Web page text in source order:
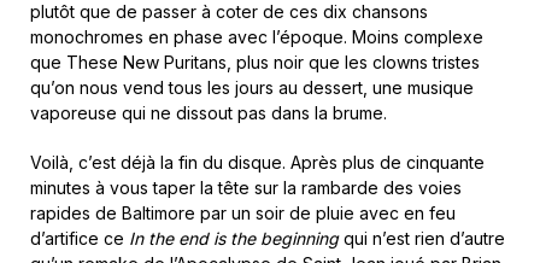
plutôt que de passer à coter de ces dix chansons
monochromes en phase avec l’époque. Moins complexe
que These New Puritans, plus noir que les clowns tristes
qu’on nous vend tous les jours au dessert, une musique
vaporeuse qui ne dissout pas dans la brume.
Voilà, c’est déjà la fin du disque. Après plus de cinquante
minutes à vous taper la tête sur la rambarde des voies
rapides de Baltimore par un soir de pluie avec en feu
d’artifice ce In the end is the beginningqui n’est rien d’autre